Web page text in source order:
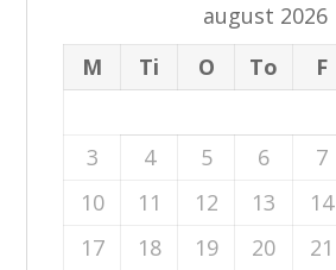
august 2026
M
Ti O To F
3
4 5 6 7
10
11 12 13 14
17
18 19 20 21